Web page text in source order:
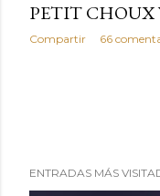
PETIT CHOUX
Compartir 66
ENTRADAS MÁS